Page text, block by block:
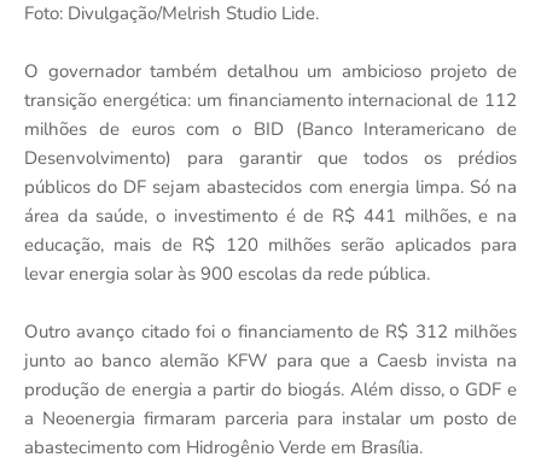
Foto: Divulgação/Melrish Studio Lide.
O governador também detalhou um ambicioso projeto de
transição energética: um financiamento internacional de 112
milhões de euros com o BID (Banco Interamericano de
Desenvolvimento) para garantir que todos os prédios
públicos do DF sejam abastecidos com energia limpa. Só na
área da saúde, o investimento é de R$ 441 milhões, e na
educação, mais de R$ 120 milhões serão aplicados para
levar energia solar às 900 escolas da rede pública.
Outro avanço citado foi o financiamento de R$ 312 milhões
junto ao banco alemão KFW para que a Caesb invista na
produção de energia a partir do biogás. Além disso, o GDF e
a Neoenergia firmaram parceria para instalar um posto de
abastecimento com Hidrogênio Verde em Brasília.